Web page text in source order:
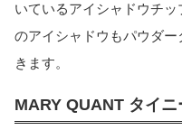
いているアイシャドウチ
のアイシャドウもパウダ
きます。
MARY QUANT タイ